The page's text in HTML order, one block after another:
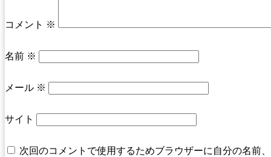
コメント ※
名前 ※
メール ※
サイト
次回のコメントで使用するためブラウザーに自分の名前